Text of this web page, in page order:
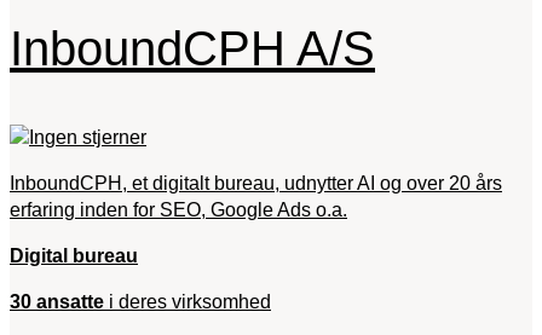
InboundCPH A/S
InboundCPH, et digitalt bureau, udnytter AI og over 20 års
erfaring inden for SEO, Google Ads o.a.
Digital bureau
30 ansatte i deres virksomhed